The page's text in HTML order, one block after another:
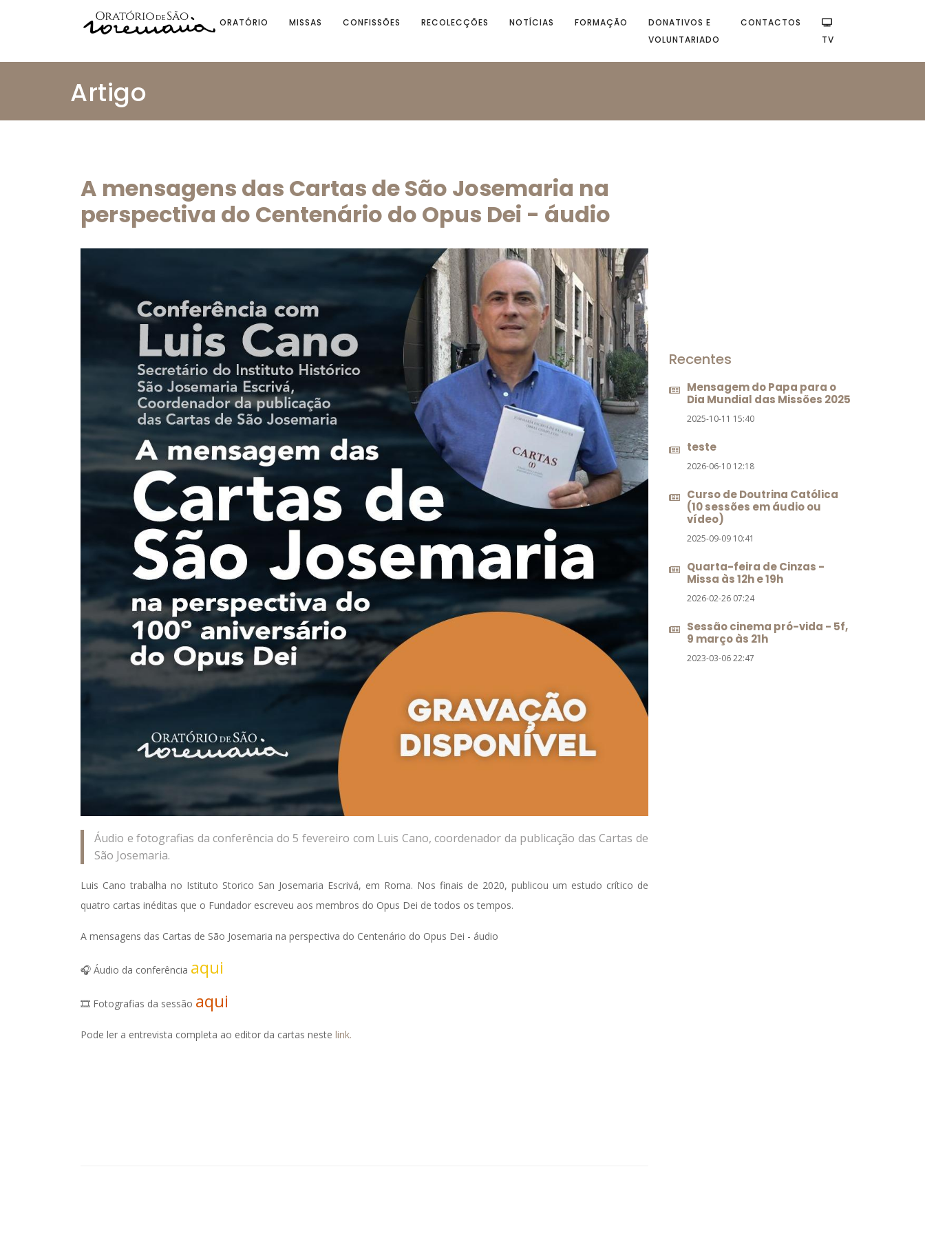
ORATÓRIO MISSAS CONFISSÕES RECOLECÇÕES NOTÍCIAS FORMAÇÃO
DONATIVOS E
VOLUNTARIADO
CONTACTOS
TV
Artigo
A mensagens das Cartas de São Josemaria na
perspectiva do Centenário do Opus Dei - áudio
Áudio e fotografias da conferência do 5 fevereiro com Luis Cano, coordenador da publicação das Cartas de
São Josemaria.
Luis Cano trabalha no Istituto Storico San Josemaria Escrivá, em Roma. Nos finais de 2020, publicou um estudo crítico de
quatro cartas inéditas que o Fundador escreveu aos membros do Opus Dei de todos os tempos.
A mensagens das Cartas de São Josemaria na perspectiva do Centenário do Opus Dei - áudio
🎧 Áudio da conferência aqui
🎞️ Fotografias da sessão aqui
Pode ler a entrevista completa ao editor da cartas neste link.
Recentes
Mensagem do Papa para o
Dia Mundial das Missões 2025
2025-10-11 15:40
teste
2026-06-10 12:18
Curso de Doutrina Católica
(10 sessões em áudio ou
vídeo)
2025-09-09 10:41
Quarta-feira de Cinzas -
Missa às 12h e 19h
2026-02-26 07:24
Sessão cinema pró-vida - 5f,
9 março às 21h
2023-03-06 22:47